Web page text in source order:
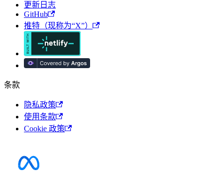
更新日志
GitHub
推特（现称为“X”）
条款
隐私政策
使用条款
Cookie 政策